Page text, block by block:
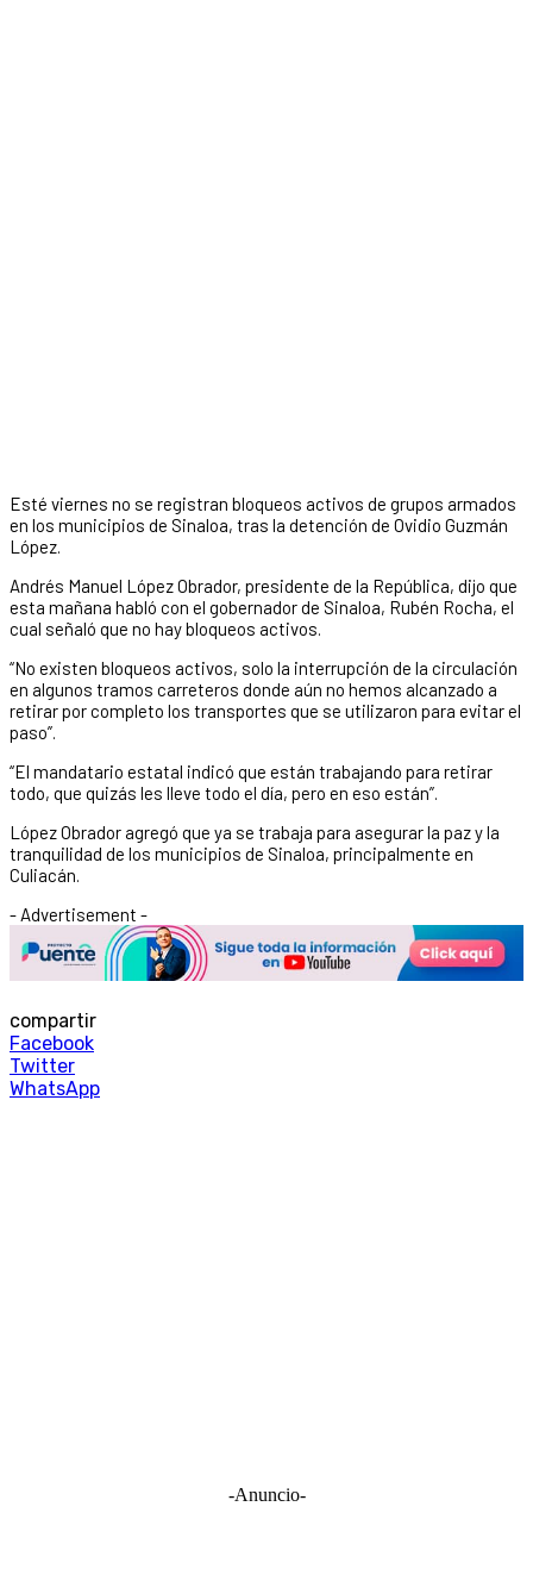
Esté viernes no se registran bloqueos activos de grupos armados
en los municipios de Sinaloa, tras la detención de Ovidio Guzmán
López.
Andrés Manuel López Obrador, presidente de la República, dijo que
esta mañana habló con el gobernador de Sinaloa, Rubén Rocha, el
cual señaló que no hay bloqueos activos.
“No existen bloqueos activos, solo la interrupción de la circulación
en algunos tramos carreteros donde aún no hemos alcanzado a
retirar por completo los transportes que se utilizaron para evitar el
paso”.
“El mandatario estatal indicó que están trabajando para retirar
todo, que quizás les lleve todo el día, pero en eso están”.
López Obrador agregó que ya se trabaja para asegurar la paz y la
tranquilidad de los municipios de Sinaloa, principalmente en
Culiacán.
- Advertisement -
compartir
Facebook
Twitter
WhatsApp
-Anuncio-